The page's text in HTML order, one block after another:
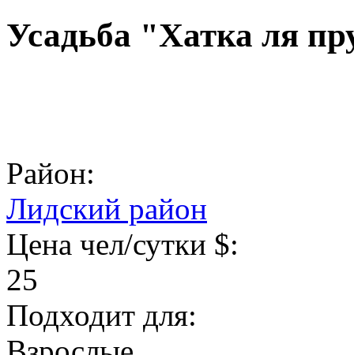
Усадьба "Хатка ля
Район:
Лидский район
Цена чел/сутки $:
25
Подходит для: